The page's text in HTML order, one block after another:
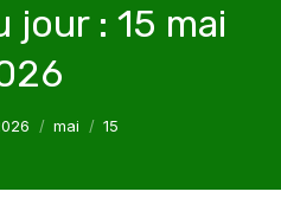
jour : 15 mai
: mai 15